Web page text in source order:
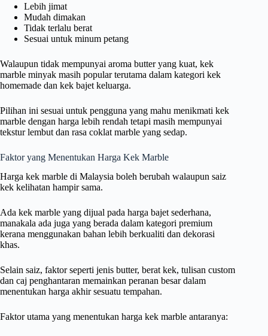
Lebih jimat
Mudah dimakan
Tidak terlalu berat
Sesuai untuk minum petang
Walaupun tidak mempunyai aroma butter yang kuat, kek
marble minyak masih popular terutama dalam kategori kek
homemade dan kek bajet keluarga.
Pilihan ini sesuai untuk pengguna yang mahu menikmati kek
marble dengan harga lebih rendah tetapi masih mempunyai
tekstur lembut dan rasa coklat marble yang sedap.
Faktor yang Menentukan Harga Kek Marble
Harga kek marble di Malaysia boleh berubah walaupun saiz
kek kelihatan hampir sama.
Ada kek marble yang dijual pada harga bajet sederhana,
manakala ada juga yang berada dalam kategori premium
kerana menggunakan bahan lebih berkualiti dan dekorasi
khas.
Selain saiz, faktor seperti jenis butter, berat kek, tulisan custom
dan caj penghantaran memainkan peranan besar dalam
menentukan harga akhir sesuatu tempahan.
Faktor utama yang menentukan harga kek marble antaranya: